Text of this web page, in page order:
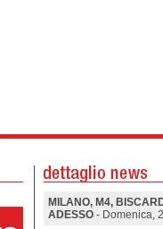
MILANO, M4,
ADESSO - Domenica,